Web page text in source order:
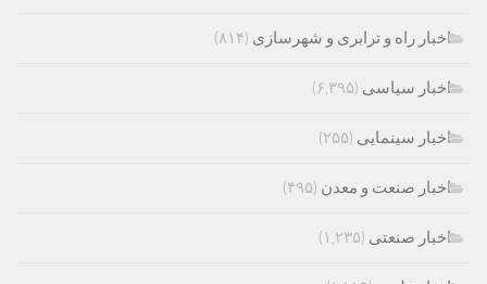
اخبار راه و ترابری و شهرسازی (۸۱۴)
اخبار سیاسی (۶,۳۹۵)
اخبار سینمایی (۲۵۵)
اخبار صنعت و معدن (۴۹۵)
اخبار صنعتی (۱,۲۳۵)